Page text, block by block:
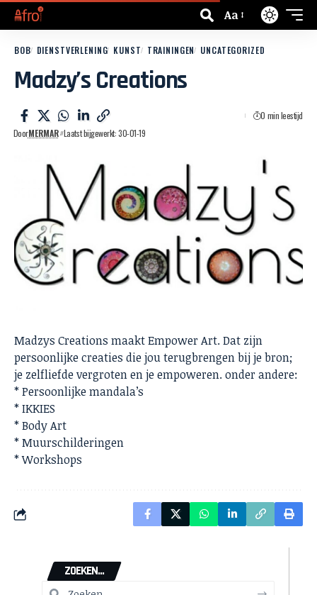
Aa
BOB DIENSTVERLENING KUNST TRAININGEN UNCATEGORIZED
Madzy’s Creations
DoorMERMAR Laatst bijgewerkt: 30-01-19
0 min leestijd
Madzys Creations maakt Empower Art. Dat zijn
persoonlijke creaties die jou terugbrengen bij je bron;
je zelfliefde vergroten en je empoweren. onder andere:
* Persoonlijke mandala’s
* IKKIES
* Body Art
* Muurschilderingen
* Workshops
ZOEKEN...